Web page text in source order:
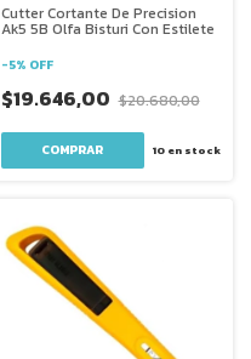
Cutter Cortante De Precision
Ak5 5B Olfa Bisturi Con Estilete
-5% OFF
$19.646,00 $20.680,00
10 en stock